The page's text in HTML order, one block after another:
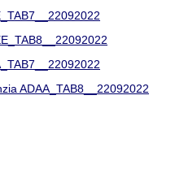
ADAA_TAB8__22092022